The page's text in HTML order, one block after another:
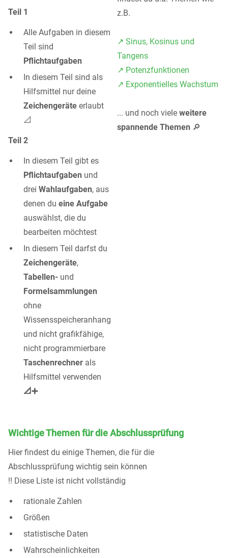
Teil 1
Alle Aufgaben in diesem
Teil sind
Pflichtaufgaben
In diesem Teil sind als
Hilfsmittel nur deine
Zeichengeräte erlaubt
📐
Teil 2
In diesem Teil gibt es
Pflichtaufgaben und
drei Wahlaufgaben, aus
denen du eine Aufgabe
auswählst, die du
bearbeiten möchtest
In diesem Teil darfst du
Zeichengeräte,
Tabellen- und
Formelsammlungen
ohne
Wissensspeicheranhang
und nicht grafikfähige,
nicht programmierbare
Taschenrechner als
Hilfsmittel verwenden
📐➕
z.B.
↗️ Sinus, Kosinus und
Tangens
↗️ Potenzfunktionen
↗️ Exponentielles Wachstum
... und noch viele weitere
spannende Themen 🔎
Wichtige Themen für die Abschlussprüfung
Hier findest du einige Themen, die für die
Abschlussprüfung wichtig sein können
‼️ Diese Liste ist nicht vollständig
rationale Zahlen
Größen
statistische Daten
Wahrscheinlichkeiten